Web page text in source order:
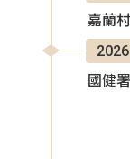
嘉蘭
2026
國健